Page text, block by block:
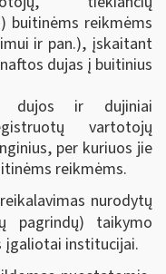
buitinėms reikmėms
ir pan.), įskaitant
dujas į buitinius
dujos ir dujiniai
vartotojų
per kuriuos jie
reikmėms.
nurodytų
pagrindų) taikymo
įgaliotai institucijai.